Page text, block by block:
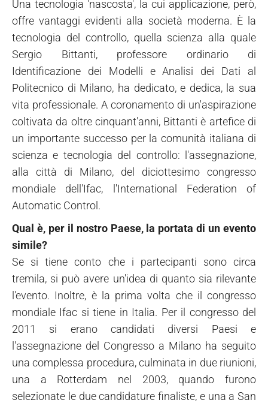
Una tecnologia 'nascosta', la cui applicazione, però,
offre vantaggi evidenti alla società moderna. È la
tecnologia del controllo, quella scienza alla quale
Sergio Bittanti, professore ordinario di
Identificazione dei Modelli e Analisi dei Dati al
Politecnico di Milano, ha dedicato, e dedica, la sua
vita professionale. A coronamento di un'aspirazione
coltivata da oltre cinquant'anni, Bittanti è artefice di
un importante successo per la comunità italiana di
scienza e tecnologia del controllo: l'assegnazione,
alla città di Milano, del diciottesimo congresso
mondiale dell'Ifac, l'International Federation of
Automatic Control.
Qual è, per il nostro Paese, la portata di un evento
simile?
Se si tiene conto che i partecipanti sono circa
tremila, si può avere un'idea di quanto sia rilevante
l'evento. Inoltre, è la prima volta che il congresso
mondiale Ifac si tiene in Italia. Per il congresso del
2011 si erano candidati diversi Paesi e
l'assegnazione del Congresso a Milano ha seguito
una complessa procedura, culminata in due riunioni,
una a Rotterdam nel 2003, quando furono
selezionate le due candidature finaliste, e una a San